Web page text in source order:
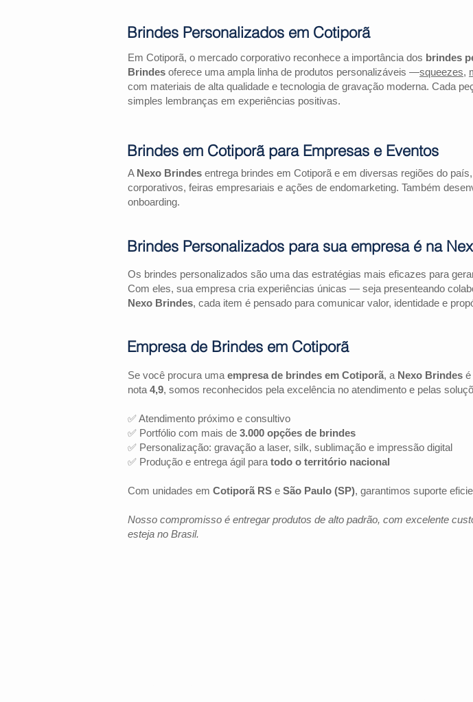
Em Cotiporã, o mercado corporativo reconhece a importância dos brindes
Brindes oferece uma ampla linha de produtos personalizáveis —squeezes,
com materiais de alta qualidade e tecnologia de gravação moderna. Cada
simples lembranças em experiências positivas.
A Nexo Brindes entrega brindes em Cotiporã e em diversas regiões do
corporativos, feiras empresariais e ações de endomarketing. Também
onboarding.
Os brindes personalizados são uma das estratégias mais eficazes para
Com eles, sua empresa cria experiências únicas — seja presenteando
Nexo Brindes, cada item é pensado para comunicar valor, identidade e
Se você procura uma empresa de brindes em Cotiporã, a Nexo Brindes é
nota 4,9, somos reconhecidos pela excelência no atendimento e pelas
✅ Atendimento próximo e consultivo
✅ Portfólio com mais de 3.000 opções de brindes
✅ Personalização: gravação a laser, silk, sublimação e impressão digital
✅ Produção e entrega ágil para todo o território nacional
Com unidades em Cotiporã RS e São Paulo (SP), garantimos suporte
Nosso compromisso é entregar produtos de alto padrão, com excelente
esteja no Brasil.
Brindes Personalizados em Cotiporã
Brindes em Cotiporã para Empresas e Eventos
Brindes Personalizados para sua empresa é na
Empresa de Brindes em Cotiporã